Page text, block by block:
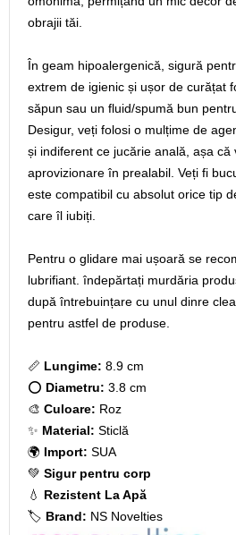
obrajii tăi.
În geam hipoalergenică, sigură
extrem de igienic și ușor de curățat
săpun sau un fluid/spumă bun
Desigur, veți folosi o mulțime de
și indiferent ce jucărie anală, așa că
aprovizionare în prealabil. Veți fi
este compatibil cu absolut orice tip
care îl iubiți.
Pentru o glidare mai ușoară se
lubrifiant. îndepărtați murdăria
după întrebuințare cu unul dinre
pentru astfel de produse.
📏 Lungime: 8.9 cm
⭕ Diametru: 3.8 cm
🎨 Culoare: Roz
✨ Material: Sticlă
🌍 Import: SUA
💚 Sigur pentru corp
💧 Rezistent La Apă
🏷️ Brand: NS Novelties